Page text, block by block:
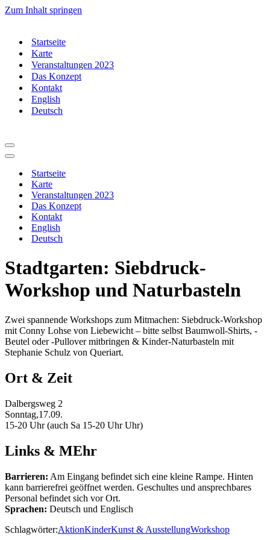
Zum Inhalt springen
Startseite
Karte
Veranstaltungen 2023
Das Konzept
Kontakt
English
Deutsch
Navigationsmenü
Navigationsmenü
Startseite
Karte
Veranstaltungen 2023
Das Konzept
Kontakt
English
Deutsch
Stadtgarten: Siebdruck-
Workshop und Naturbasteln
Zwei spannende Workshops zum Mitmachen: Siebdruck-Workshop
mit Conny Lohse von Liebewicht – bitte selbst Baumwoll-Shirts, -
Beutel oder -Pullover mitbringen & Kinder-Naturbasteln mit
Stephanie Schulz von Queriart.
Ort & Zeit
Dalbergsweg 2
Sonntag,17.09.
15-20 Uhr (auch Sa 15-20 Uhr Uhr)
Links & MEhr
Barrieren: Am Eingang befindet sich eine kleine Rampe. Hinten
kann barrierefrei geöffnet werden. Geschultes und ansprechbares
Personal befindet sich vor Ort.
Sprachen: Deutsch und Englisch
Schlagwörter:AktionKinderKunst & AusstellungWorkshop